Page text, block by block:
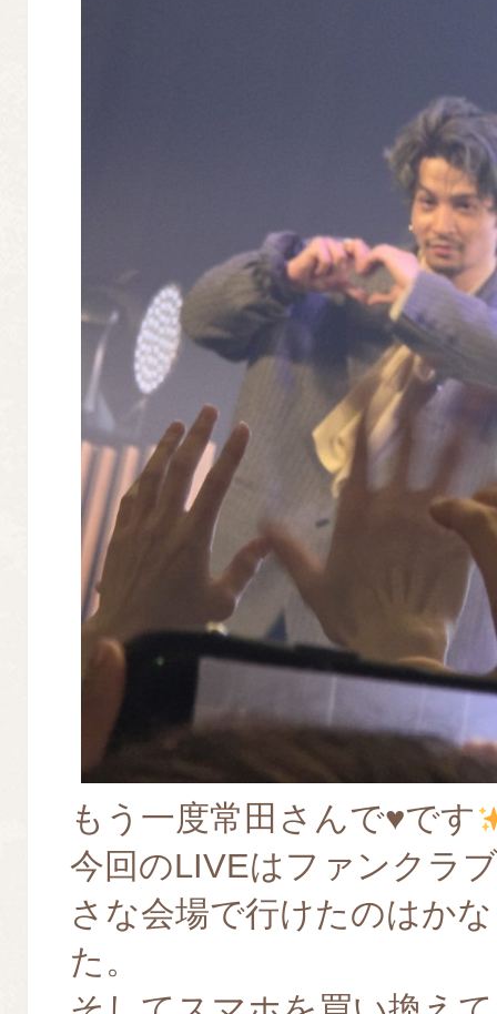
もう一度常田さんで♥️です
今回のLIVEはファンクラ
さな会場で行けたのはか
た。